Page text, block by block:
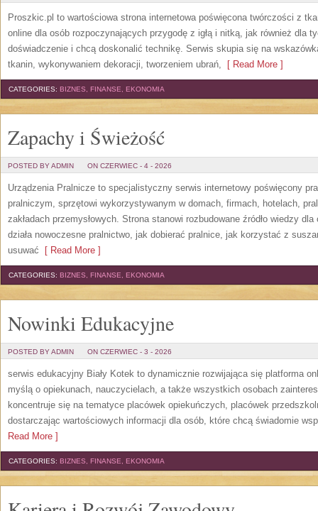
Proszkic.pl to wartościowa strona internetowa poświęcona twórczości z
online dla osób rozpoczynających przygodę z igłą i nitką, jak również dla
doświadczenie i chcą doskonalić technikę. Serwis skupia się na
tkanin, wykonywaniem dekoracji, tworzeniem ubrań, [ Read More ]
CATEGORIES: BIZNES, FINANSE, EKONOMIA
Zapachy i Świeżość
POSTED BY ADMIN ON CZERWIEC - 4 - 2026
Urządzenia Pralnicze to specjalistyczny serwis internetowy poświęcony
pralniczym, sprzętowi wykorzystywanym w domach, firmach, hotelach,
zakładach przemysłowych. Strona stanowi rozbudowane źródło wiedzy
działa nowoczesne pralnictwo, jak dobierać pralnice, jak korzystać z
usuwać [ Read More ]
CATEGORIES: BIZNES, FINANSE, EKONOMIA
Nowinki Edukacyjne
POSTED BY ADMIN ON CZERWIEC - 3 - 2026
serwis edukacyjny Biały Kotek to dynamicznie rozwijająca się platforma
myślą o opiekunach, nauczycielach, a także wszystkich osobach
koncentruje się na tematyce placówek opiekuńczych, placówek
dostarczając wartościowych informacji dla osób, które chcą świadomie
Read More ]
CATEGORIES: BIZNES, FINANSE, EKONOMIA